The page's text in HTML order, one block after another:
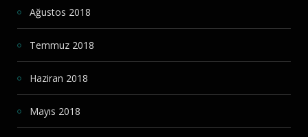
Ağustos 2018
Temmuz 2018
Haziran 2018
Mayıs 2018